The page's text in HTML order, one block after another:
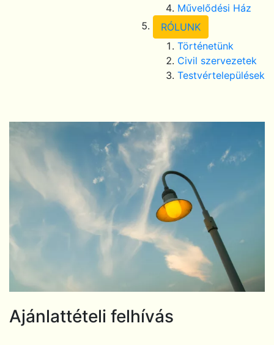
Művelődési Ház
RÓLUNK
Történetünk
Civil szervezetek
Testvértelepülések
Ajánlattételi felhívás